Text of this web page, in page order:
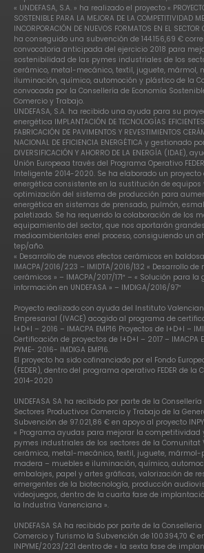
« UNDEFASA, S.A. » ha realizado el proyecto «
SOSTENIBLE PARA LA MEJORA DE LA COMPETITIVIDAD
INCORPORACIÓN DE NUEVOS FORMATOS EN EL
ha conseguido una subvención de 144.156,69 €
convocatoria anticipada del ejercicio 2018 para
sostenibilidad de las pymes industriales de los
cerámico, metal-mecánico, textil, juguete, mármol,
iluminación, químico, automoción y plástico de la
convocada por la Consellería de Economía
Comercio y Trabajo.
UNDEFASA, S.A. ha recibido una ayuda para su
energética IMPLANTACIÓN DE TECNOLOGÍAS
FABRICACIÓN DE PAVIMENTOS Y REVESTIMIENTOS
NACIONAL DE EFICIENCIA ENERGÉTICA y gestionado
DIVERSIFICACIÓN Y AHORRO DE LA ENERGÍA
Unión Europeaa través del Programa Operativo
Inteligente 2014-2020. Se ha elaborado un
energética consistente en la sustitución de equipos
optimización del sistema de producción para
energética en sistemas de prensado, pulmón,
paletizado. Se ha requerido la colaboración de los
equipamiento del sector, que nos aportarán
medioambientales enel proceso, consiguiendo un
tep/año.
« Desarrollo de nuevos efectos cerámicos en
IMACPA/2016/223 – IMIDTA/2016/132 « Desarrollo
cerámicos » – IMACPA/2017/171″ – « Solución para
información en UNDEFASA » – IMDIGA/2016/97″
Proyecto realizado con ayuda del Instituto
Empresarial (IVACE) acogido al programa de
I+D+I – 2016 – IMACPA EMP16 Proyectos de I+D+I –
Certificación de proyectos de I+D+I – 2017 – IMACPA
PYME- 2016- IMDIGA EMP16.
El proyecto ha sido cofinanciado por el Fondo
(FEDER), dentro del programa operativo FEDER de
2014-2020
UNDEFASA SA ha recibido por parte de la
Sectores Productivos Comercio y Trabajo de la
Subvención de 97.021,86 € en apoyo al proyecto
« Programa ayudas para mejorar la competitividad
pymes industriales de los sectores de la Comunitat
cerámica, metal-mecánico, textil, juguete,
madera – muebles e iluminación, químico,
embalajes, papel y artes gráficas, valorización de
emergentes de la biotecnología, producción
videojuegos, dentro de la cuarta fase de
la Industria Vanenciana ».
UNDEFASA SA ha recibido por parte de la
Comercio y Turismo la Subvención de 100.394,70 €
INPYME/2023/221 dentro de « la sexta fase de